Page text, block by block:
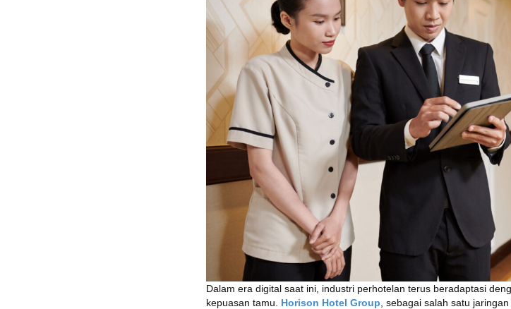
Dalam era digital saat ini, industri perhotelan terus beradaptasi
kepuasan tamu. Horison Hotel Group , sebagai salah satu